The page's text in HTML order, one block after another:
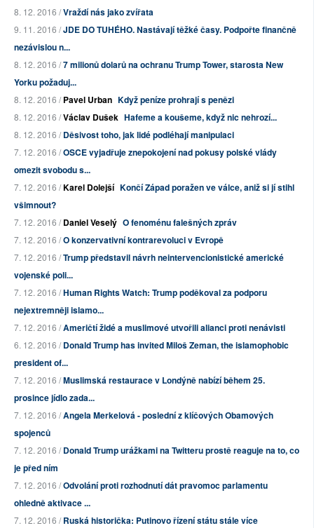
8. 12. 2016 /Vraždí nás jako zvířata
9. 11. 2016 /JDE DO TUHÉHO. Nastávají těžké časy. Podpořte finančně
nezávislou n...
8. 12. 2016 /7 milionů dolarů na ochranu Trump Tower, starosta New
Yorku požaduj...
8. 12. 2016 /Pavel Urban Když peníze prohrají s penězi
8. 12. 2016 /Václav Dušek Hafeme a koušeme, když nic nehrozí...
8. 12. 2016 /Děsivost toho, jak lidé podléhají manipulaci
7. 12. 2016 /OSCE vyjadřuje znepokojení nad pokusy polské vlády
omezit svobodu s...
7. 12. 2016 /Karel Dolejší Končí Západ poražen ve válce, aniž si jí stihl
všimnout?
7. 12. 2016 /Daniel Veselý O fenoménu falešných zpráv
7. 12. 2016 /O konzervativní kontrarevoluci v Evropě
7. 12. 2016 /Trump představil návrh neintervencionistické americké
vojenské poli...
7. 12. 2016 /Human Rights Watch: Trump poděkoval za podporu
nejextremněji islamo...
7. 12. 2016 /Američtí židé a muslimové utvořili alianci proti nenávisti
6. 12. 2016 /Donald Trump has invited Miloš Zeman, the islamophobic
president of...
7. 12. 2016 /Muslimská restaurace v Londýně nabízí během 25.
prosince jídlo zada...
7. 12. 2016 /Angela Merkelová - poslední z klíčových Obamových
spojenců
7. 12. 2016 /Donald Trump urážkami na Twitteru prostě reaguje na to, co
je před ním
7. 12. 2016 /Odvolání proti rozhodnutí dát pravomoc parlamentu
ohledně aktivace ...
7. 12. 2016 /Ruská historička: Putinovo řízení státu stále více